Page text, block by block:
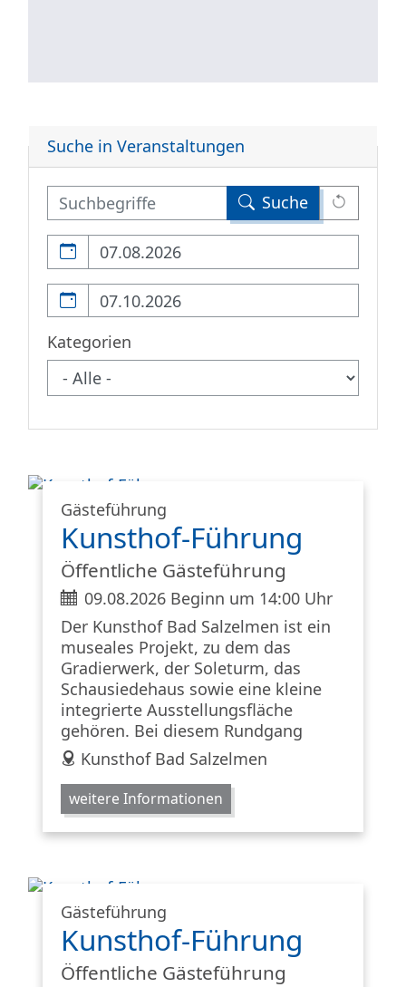
Suche in Veranstaltungen
Suche
Leert
Kalendertag
Kalendertag
Kategorien
Gästeführung
Kunsthof-Führung
Öffentliche Gästeführung
ticket09.08.2026 Beginn um 14:00 Uhr
Der Kunsthof Bad Salzelmen ist ein
museales Projekt, zu dem das
Gradierwerk, der Soleturm, das
Schausiedehaus sowie eine kleine
integrierte Ausstellungsfläche
gehören. Bei diesem Rundgang
address
Kunsthof Bad Salzelmen
weitere Informationen
Gästeführung
Kunsthof-Führung
Öffentliche Gästeführung